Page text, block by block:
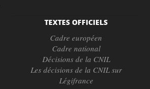
TEXTES OFFICIELS
Cadre européen
Cadre national
Décisions de la CNIL
Les décisions de la CNIL sur
Légifrance